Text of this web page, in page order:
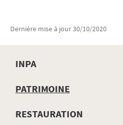
Dernière mise à jour30/10/2020
MENU
DE
INPA
PATRIMOINE
RESTAURATION